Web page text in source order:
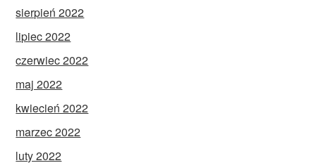
sierpień 2022
lipiec 2022
czerwiec 2022
maj 2022
kwiecień 2022
marzec 2022
luty 2022